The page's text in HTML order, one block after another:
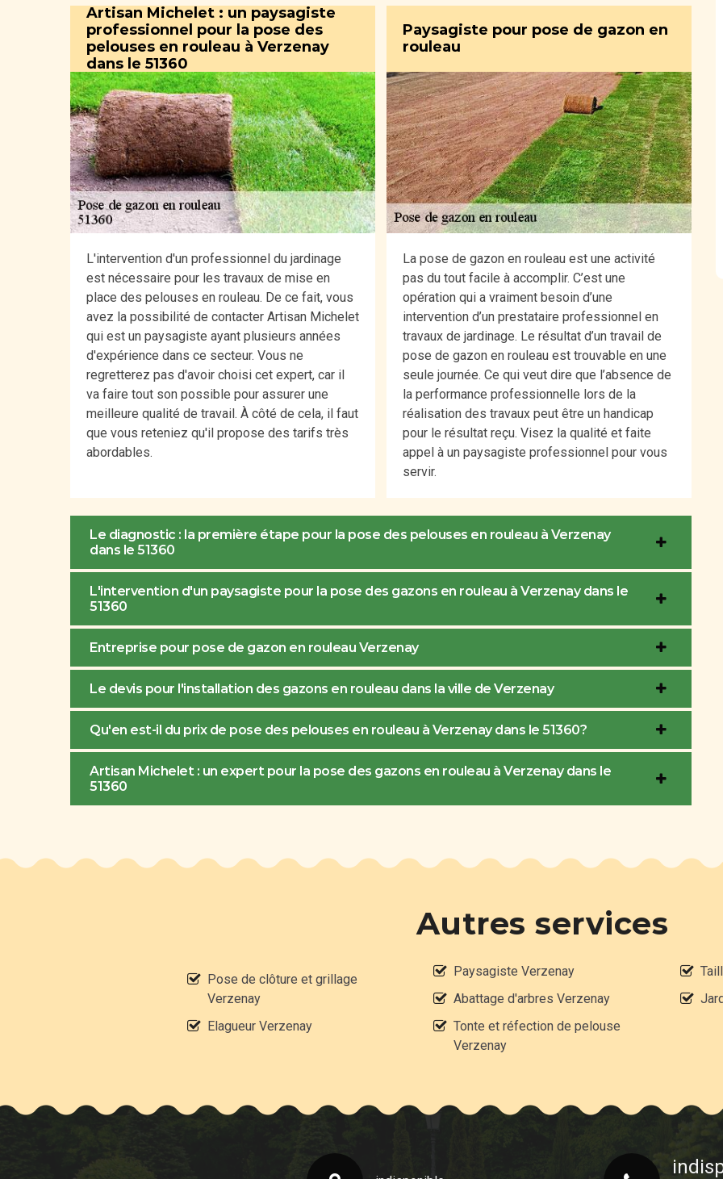
Artisan Michelet : un paysagiste
professionnel pour la pose des
pelouses en rouleau à Verzenay
dans le 51360
L'intervention d'un professionnel du jardinage
est nécessaire pour les travaux de mise en
place des pelouses en rouleau. De ce fait, vous
avez la possibilité de contacter Artisan Michelet
qui est un paysagiste ayant plusieurs années
d'expérience dans ce secteur. Vous ne
regretterez pas d'avoir choisi cet expert, car il
va faire tout son possible pour assurer une
meilleure qualité de travail. À côté de cela, il faut
que vous reteniez qu'il propose des tarifs très
abordables.
Paysagiste pour pose de gazon en
rouleau
La pose de gazon en rouleau est une activité
pas du tout facile à accomplir. C’est une
opération qui a vraiment besoin d’une
intervention d’un prestataire professionnel en
travaux de jardinage. Le résultat d’un travail de
pose de gazon en rouleau est trouvable en une
seule journée. Ce qui veut dire que l’absence de
la performance professionnelle lors de la
réalisation des travaux peut être un handicap
pour le résultat reçu. Visez la qualité et faite
appel à un paysagiste professionnel pour vous
servir.
Le diagnostic : la première étape pour la pose des pelouses en rouleau à Verzenay
dans le 51360
L'intervention d'un paysagiste pour la pose des gazons en rouleau à Verzenay dans le
51360
Entreprise pour pose de gazon en rouleau Verzenay
Le devis pour l'installation des gazons en rouleau dans la ville de Verzenay
Qu'en est-il du prix de pose des pelouses en rouleau à Verzenay dans le 51360?
Artisan Michelet : un expert pour la pose des gazons en rouleau à Verzenay dans le
51360
Autres services
Pose de clôture et grillage
Verzenay
Elagueur Verzenay
Paysagiste Verzenay
Abattage d'arbres Verzenay
Tonte et réfection de pelouse
Verzenay